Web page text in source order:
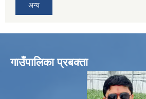
अन्य
गाउँपालिका प्रबक्ता